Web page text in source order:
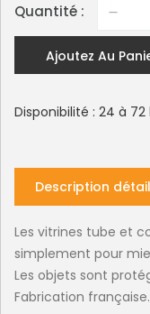
Quantité :
Ajoutez Au
Disponibilité : 24 à 72
Description
Les vitrines tube et
simplement pour
Les objets sont
Fabrication française.